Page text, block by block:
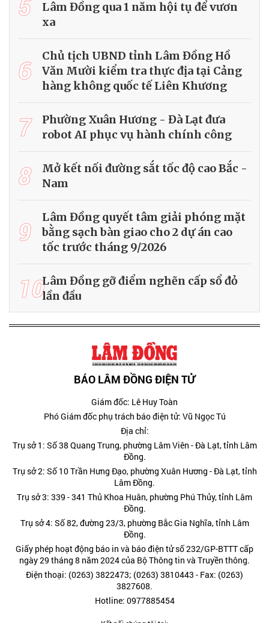
5
Lâm Đồng qua 1 năm hội tụ để vươn
xa
6
Chủ tịch UBND tỉnh Lâm Đồng Hồ
Văn Mười kiểm tra thực địa tại Cảng
hàng không quốc tế Liên Khương
7
Phường Xuân Hương - Đà Lạt đưa
robot AI phục vụ hành chính công
8
Mở kết nối đường sắt tốc độ cao Bắc -
Nam
9
Lâm Đồng quyết tâm giải phóng mặt
bằng sạch bàn giao cho 2 dự án cao
tốc trước tháng 9/2026
10Lâm Đồng gỡ điểm nghẽn cấp sổ đỏ
lần đầu
BÁO LÂM ĐỒNG ĐIỆN TỬ
Giám đốc: Lê Huy Toàn
Phó Giám đốc phụ trách báo điện tử: Vũ Ngọc Tú
Địa chỉ:
Trụ sở 1: Số 38 Quang Trung, phường Lâm Viên - Đà Lạt, tỉnh Lâm
Đồng.
Trụ sở 2: Số 10 Trần Hưng Đạo, phường Xuân Hương - Đà Lạt, tỉnh
Lâm Đồng.
Trụ sở 3: 339 - 341 Thủ Khoa Huân, phường Phú Thủy, tỉnh Lâm
Đồng.
Trụ sở 4: Số 82, đường 23/3, phường Bắc Gia Nghĩa, tỉnh Lâm
Đồng.
Giấy phép hoạt động báo in và báo điện tử số 232/GP-BTTT cấp
ngày 29 tháng 8 năm 2024 của Bộ Thông tin và Truyền thông.
Điện thoại: (0263) 3822473; (0263) 3810443 - Fax: (0263)
3827608.
Hotline: 0977885454